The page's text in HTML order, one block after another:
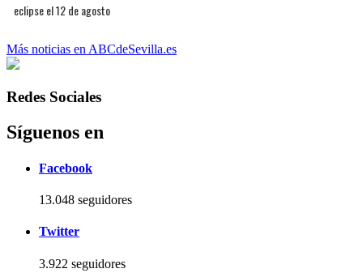
eclipse el 12 de agosto
Más noticias en ABCdeSevilla.es
Redes Sociales
Síguenos en
Facebook
13.048 seguidores
Twitter
3.922 seguidores